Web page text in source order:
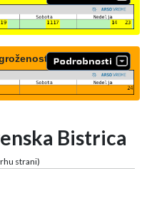
Bistrica
strani)